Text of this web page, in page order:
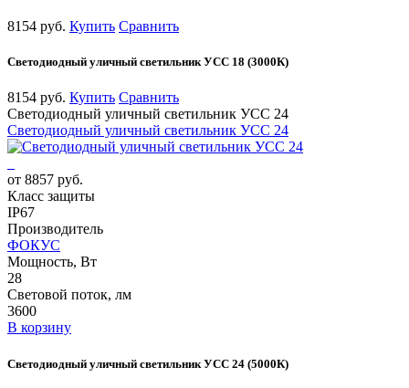
8154 руб. Купить Сравнить
Светодиодный уличный светильник УСС 18 (3000К)
8154 руб. Купить Сравнить
Светодиодный уличный светильник УСС 24
Светодиодный уличный светильник УСС 24
от 8857 руб.
Класс защиты
IP67
Производитель
ФОКУС
Мощность, Вт
28
Световой поток, лм
3600
В корзину
Светодиодный уличный светильник УСС 24 (5000К)